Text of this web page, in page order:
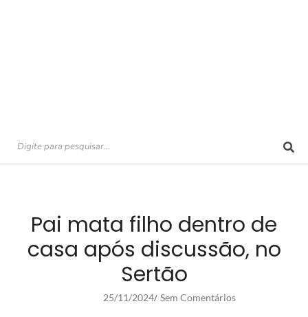
Pai mata filho dentro de
casa após discussão, no
Sertão
25/11/2024/ Sem Comentários